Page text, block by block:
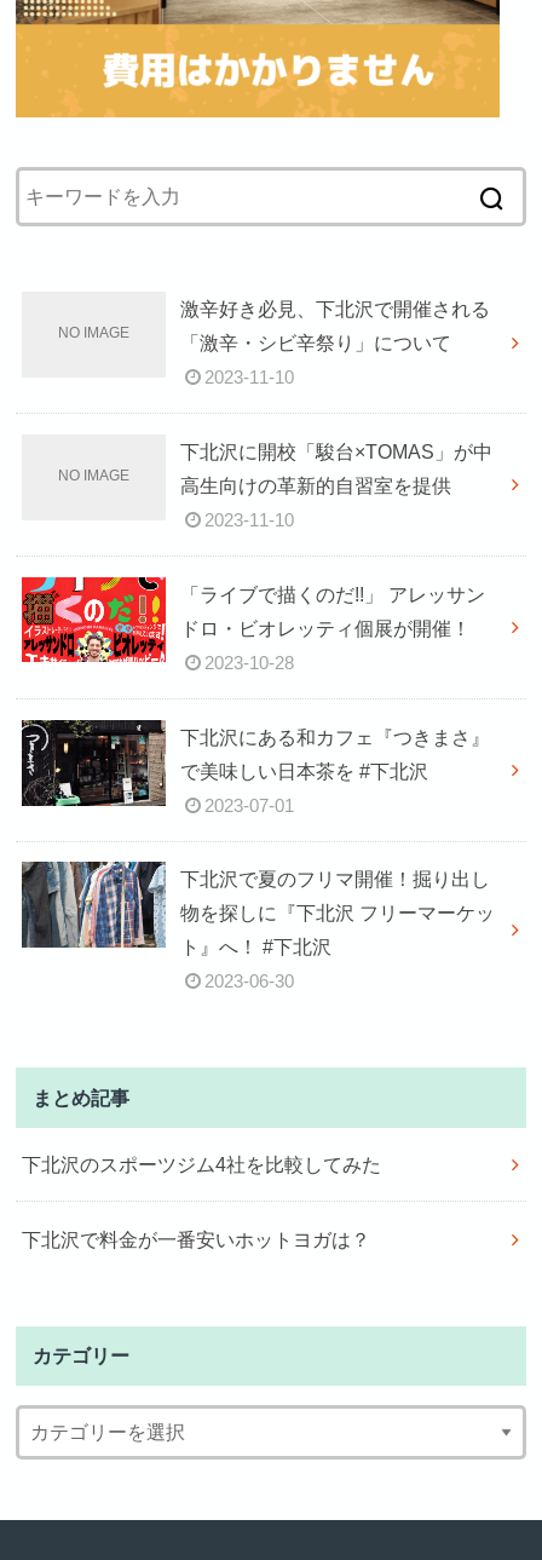
激辛好き必見、下北沢で開催される
「激辛・シビ辛祭り」について
2023-11-10
下北沢に開校「駿台×TOMAS」が中
高生向けの革新的自習室を提供
2023-11-10
「ライブで描くのだ!!」 アレッサン
ドロ・ビオレッティ個展が開催！
2023-10-28
下北沢にある和カフェ『つきまさ』
で美味しい日本茶を #下北沢
2023-07-01
下北沢で夏のフリマ開催！掘り出し
物を探しに『下北沢 フリーマーケッ
ト』へ！ #下北沢
2023-06-30
まとめ記事
下北沢のスポーツジム4社を比較してみた
下北沢で料金が一番安いホットヨガは？
カテゴリー